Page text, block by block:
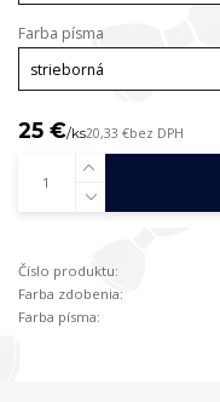
Farba písma
25 €/ks20,33 €bez DPH
Číslo produktu:
Farba zdobenia:
Farba písma: